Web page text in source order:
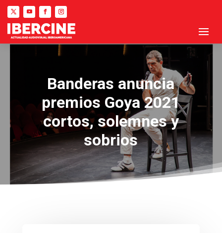
Banderas anuncia
premios Goya 2021
cortos, solemnes y
sobrios